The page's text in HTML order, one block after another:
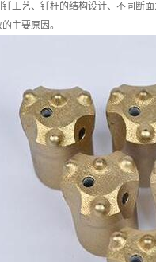
工艺、钎杆的结构设计、不同断
主要原因。